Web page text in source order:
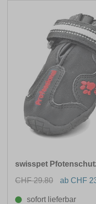
swisspet
CHF 29.80
ab CHF
sofort lieferbar